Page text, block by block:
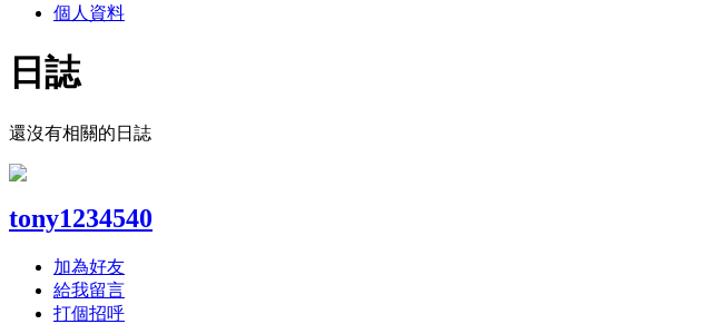
個人資料
日誌
還沒有相關的日誌
tony1234540
加為好友
給我留言
打個招呼